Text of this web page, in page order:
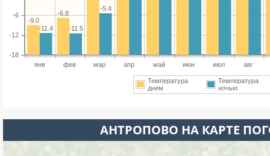
янв фев мар апр май июн июл авг
-18
-12
-6
-6.8
-9.0
-5.4
-11.5
-11.4
Температура
днем
Температура
ночью
АНТРОПОВО НА КАРТЕ